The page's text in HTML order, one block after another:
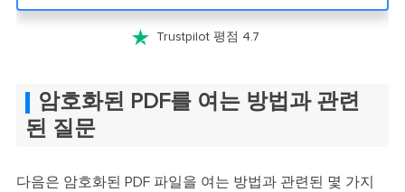
 Trustpilot 평점 4.7
암호화된 PDF를 여는 방법과 관련
된 질문
다음은 암호화된 PDF 파일을 여는 방법과 관련된 몇 가지